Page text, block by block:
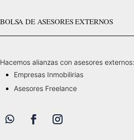
BOLSA DE ASESORES EXTERNOS
Hacemos alianzas con asesores externos:
Empresas Inmobilirias
Asesores Freelance